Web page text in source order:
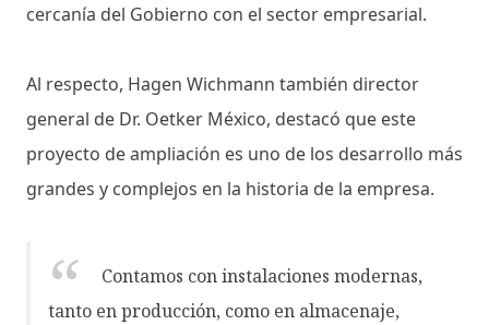
cercanía del Gobierno con el sector empresarial.
Al respecto, Hagen Wichmann también director
general de Dr. Oetker México, destacó que este
proyecto de ampliación es uno de los desarrollo más
grandes y complejos en la historia de la empresa.
Contamos con instalaciones modernas,
tanto en producción, como en almacenaje,